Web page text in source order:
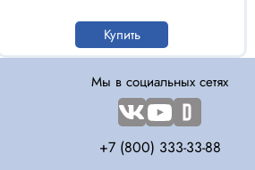
Купить
Мы в социальных сетях
+7 (800) 333-33-88